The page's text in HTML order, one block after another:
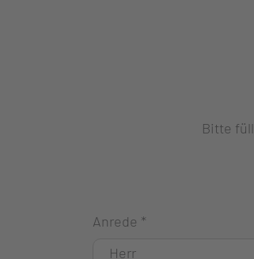
Bitte
Anrede *